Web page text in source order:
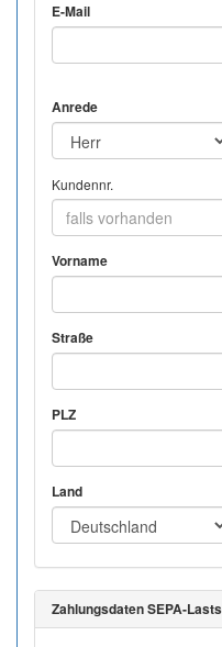
E-Mail
Anrede
Kundennr.
Vorname
Straße
PLZ
Land
Zahlungsdaten SEPA-